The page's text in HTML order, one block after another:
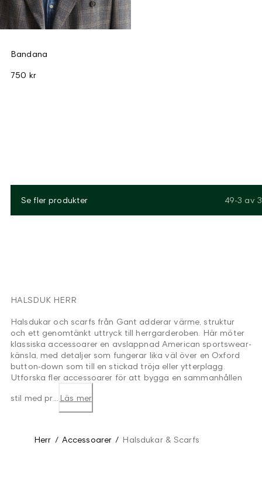
Bandana
750 kr
Se fler produkter 49-3 av 3
HALSDUK HERR
Halsdukar och scarfs från Gant adderar värme, struktur
och ett genomtänkt uttryck till herrgarderoben. Här möter
klassiska accessoarer en avslappnad American sportswear-
känsla, med detaljer som fungerar lika väl över en Oxford
button-down som till en stickad tröja eller ytterplagg.
Utforska fler accessoarer för att bygga en sammanhållen
stil med pr... Läs mer
Herr / Accessoarer / Halsdukar & Scarfs